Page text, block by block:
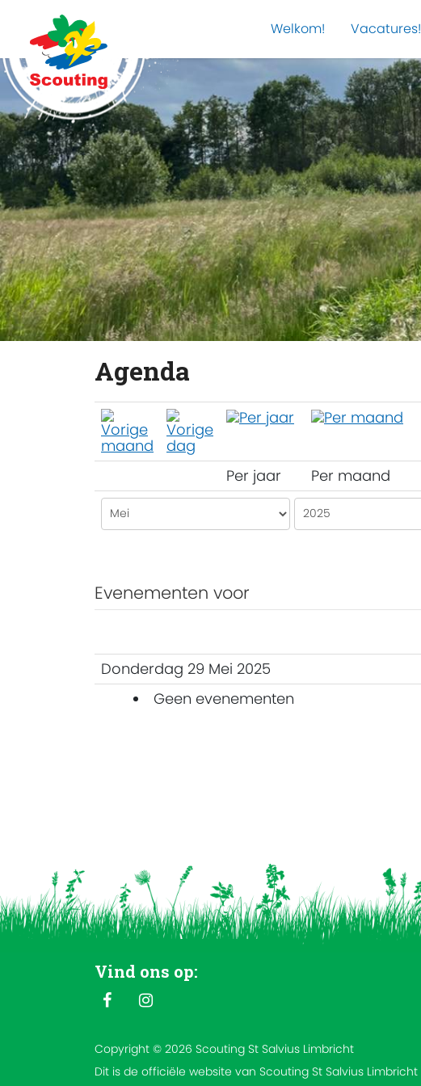
Welkom! Vacatures!
Agenda
Per jaar Per maand
Evenementen voor
Donderdag 29 Mei 2025
Geen evenementen
Vind ons op:
Copyright © 2026 Scouting St Salvius Limbricht
Dit is de officiële website van Scouting St Salvius Limbricht